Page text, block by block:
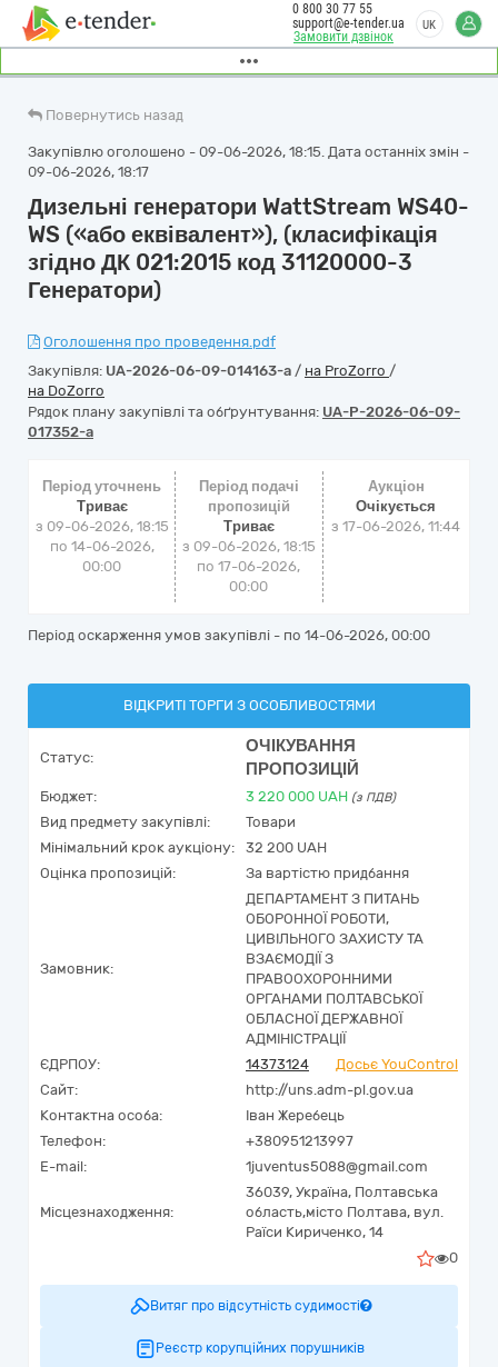
Замовити дзвінок
0 800 30 77 55
support@e-tender.ua
UK
Повернутись назад
Закупівлю оголошено - 09-06-2026, 18:15. Дата останніх змін -
09-06-2026, 18:17
Дизельні генератори WattStream WS40-
WS («або еквівалент»), (класифікація
згідно ДК 021:2015 код 31120000-3
Генератори)
Оголошення про проведення.pdf
Закупівля: UA-2026-06-09-014163-a / на ProZorro /
на DoZorro
Рядок плану закупівлі та обґрунтування: UA-P-2026-06-09-
017352-a
Період уточнень
Триває
з 09-06-2026, 18:15
по 14-06-2026,
00:00
Період подачі
пропозицій
Триває
з 09-06-2026, 18:15
по 17-06-2026,
00:00
Аукціон
Очікується
з17-06-2026, 11:44
Період оскарження умов закупівлі - по 14-06-2026, 00:00
ВІДКРИТІ ТОРГИ З ОСОБЛИВОСТЯМИ
Статус:
ОЧІКУВАННЯ
ПРОПОЗИЦІЙ
Бюджет: 3 220 000 UAH (з ПДВ)
Вид предмету закупівлі:
Товари
Мінімальний крок аукціону:
32 200 UAH
Оцінка пропозицій:
За вартістю придбання
Замовник:
ДЕПАРТАМЕНТ З ПИТАНЬ
ОБОРОННОЇ РОБОТИ,
ЦИВІЛЬНОГО ЗАХИСТУ ТА
ВЗАЄМОДІЇ З
ПРАВООХОРОННИМИ
ОРГАНАМИ ПОЛТАВСЬКОЇ
ОБЛАСНОЇ ДЕРЖАВНОЇ
АДМІНІСТРАЦІЇ
ЄДРПОУ:
14373124
Досьє YouControl
Сайт:
http://uns.adm-pl.gov.ua
Контактна особа:
Іван Жеребець
Телефон:
+380951213997
E-mail:
1juventus5088@gmail.com
Місцезнаходження:
36039, Україна, Полтавська
область,місто Полтава, вул.
Раїси Кириченко, 14
0
Витяг про відсутність судимості
Реєстр корупційних порушників